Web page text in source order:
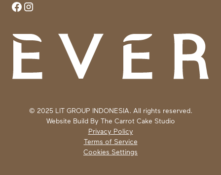
© 2025 LIT GROUP INDONESIA. All rights reserved.
Website Build By
The Carrot Cake Studio
Privacy Policy
Terms of Service
Cookies Settings